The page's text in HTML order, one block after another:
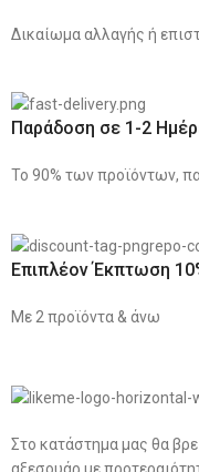
Δικαίωμα αλλαγής ή
Παράδοση σε 1-2
Το 90% των προϊόντων,
Επιπλέον Έκπτωση
Με 2 προϊόντα & άνω
Στο κατάστημα μας θα